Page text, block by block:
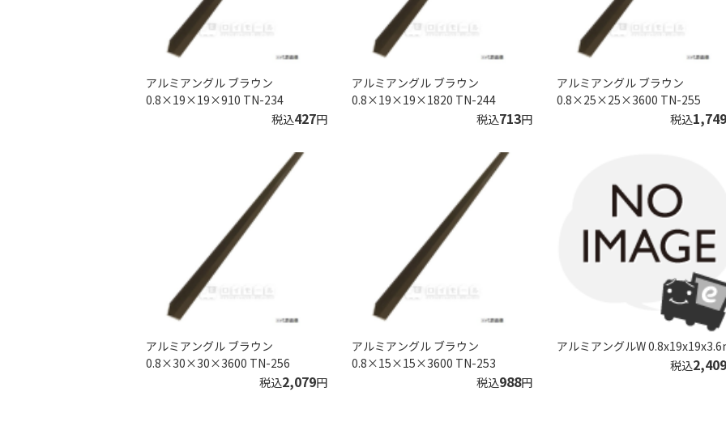
アルミアングル ブラウン
0.8×19×19×910 TN-234
税込427円
アルミアングル ブラウン
0.8×19×19×1820 TN-244
税込713円
アルミアングル ブラウン
0.8×25×25×3600 TN-255
税込1,749
アルミアングル ブラウン
0.8×30×30×3600 TN-256
税込2,079円
アルミアングル ブラウン
0.8×15×15×3600 TN-253
税込988円
アルミアングルW
税込2,409